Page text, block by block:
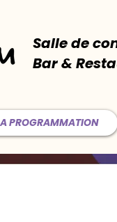
Salle de
Bar &
PROGRAMMATION